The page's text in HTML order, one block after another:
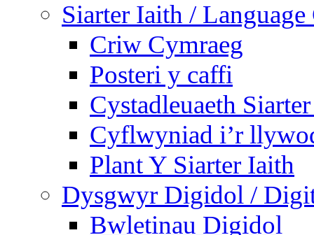
Siarter Iaith / Language
Criw Cymraeg
Posteri y caffi
Cystadleuaeth
Cyflwyniad i’r
Plant Y Siarter Iaith
Dysgwyr Digidol /
Bwletinau Digidol